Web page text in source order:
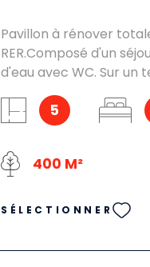
Pavillon à rénover
RER.Composé d'un
d'eau avec WC. Sur un
5
400 M²
SÉLECTIONNER